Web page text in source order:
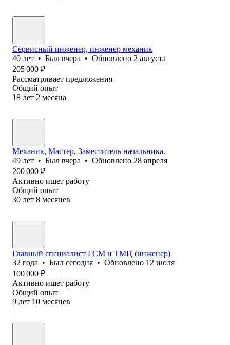
Сервисный инженер, инженер механик
40 лет • Был вчера • Обновлено 2 августа
205 000 ₽
Рассматривает предложения
Общий опыт
18 лет 2 месяца
Механик, Мастер, Заместитель начальника.
49 лет • Был вчера • Обновлено 28 апреля
200 000 ₽
Активно ищет работу
Общий опыт
30 лет 8 месяцев
Главный специалист ГСМ и ТМЦ (инженер)
32 года • Был сегодня • Обновлено 12 июля
100 000 ₽
Активно ищет работу
Общий опыт
9 лет 10 месяцев